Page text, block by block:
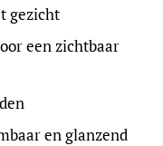
gezicht
een zichtbaar
en glanzend